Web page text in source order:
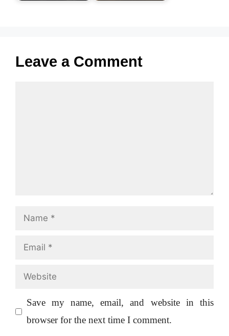
Leave a Comment
Name
Email
Website
Save my name, email, and website in this
browser for the next time I comment.